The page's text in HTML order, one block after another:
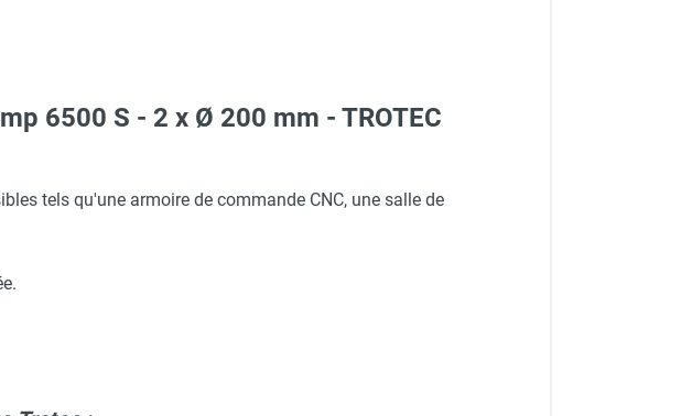
6500 S - 2 x Ø 200 mm - TROTEC
tels qu'une armoire de commande CNC, une salle de